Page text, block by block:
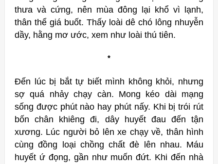
thưa và cứng, nên mùa đông lại khổ vì lạnh,
thân thể giá buốt. Thấy loài dê chó lông nhuyễn
dầy, hằng mơ ước, xem như loài thú tiên.
*
Đến lúc bị bắt tự biết mình không khỏi, nhưng
sợ quá nhảy chạy càn. Mong kéo dài mạng
sống được phút nào hay phút nấy. Khi bị trói rút
bốn chân khiêng đi, dây huyết đau đến tận
xương. Lúc người bỏ lên xe chạy về, thân hình
cùng đồng loại chồng chất đè lên nhau. Máu
huyết ứ đọng, gần như muốn đứt. Khi đến nhà